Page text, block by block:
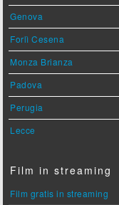
Genova
Forlì Cesena
Monza Brianza
Padova
Perugia
Lecce
Film in streaming
Film gratis in streaming